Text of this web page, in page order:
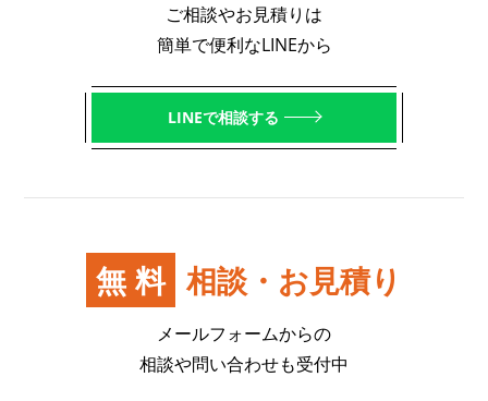
ご相談やお見積りは
簡単で便利なLINEから
LINEで相談する
無料 相談・お見積り
メールフォームからの
相談や問い合わせも受付中